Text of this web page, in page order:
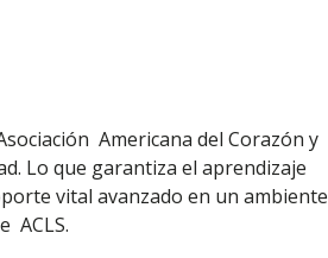
Americana del Corazón y
Lo que garantiza el aprendizaje
vital avanzado en un ambiente
ACLS.